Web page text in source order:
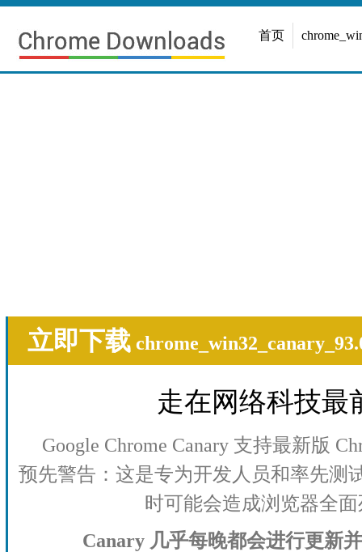
首页
立即下载
走在网络科技最
Google Chrome Canary 支持最新版
预先警告：这是专为开发人员和率先测
时可能会造成浏览器全
Canary 几乎每晚都会进行更新